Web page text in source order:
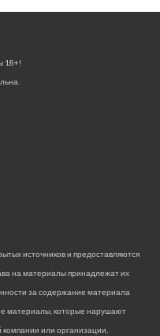
18+!
источников и предоставляются
на материалы принадлежат их
за содержание материала
материалы, которые нарушают
или организации,